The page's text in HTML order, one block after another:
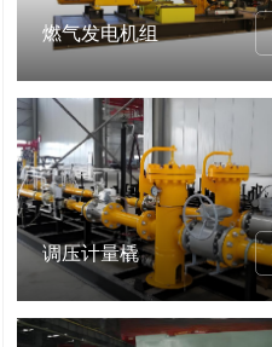
燃气发电机组
调压计量橇